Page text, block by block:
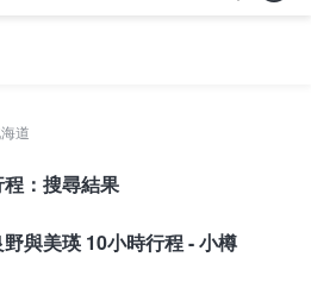
道
：搜尋結果
與美瑛 10小時行程 - 小樽